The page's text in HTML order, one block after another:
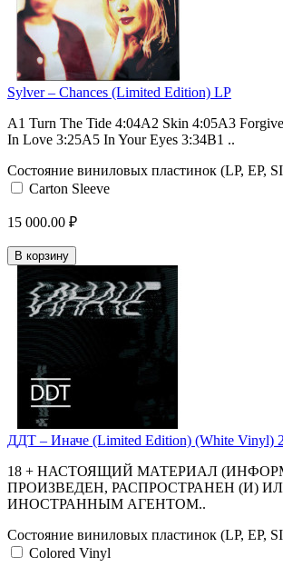
Sylver – Chances (Limited Edition) LP
A1 Turn The Tide 4:04A2 Skin 4:05A3
In Love 3:25A5 In Your Eyes 3:34B1 ..
Состояние виниловых пластинок (LP, EP,
Carton Sleeve
15 000.00 ₽
В корзину
ДДТ – Иначе (Limited Edition) (White Vinyl)
18 + НАСТОЯЩИЙ МАТЕРИАЛ
ПРОИЗВЕДЕН, РАСПРОСТРАНЕН (И)
ИНОСТРАННЫМ АГЕНТОМ..
Состояние виниловых пластинок (LP, EP,
Colored Vinyl